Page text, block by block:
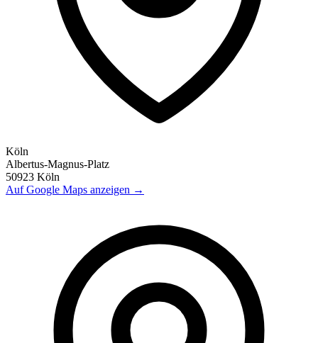
Köln
Albertus-Magnus-Platz
50923 Köln
Auf Google Maps anzeigen →